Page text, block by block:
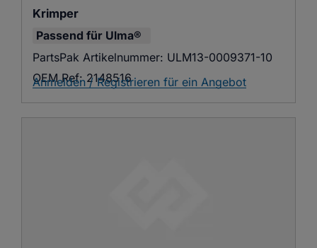
Krimper
Passend für Ulma®
PartsPak Artikelnummer: ULM13-0009371-10
OEM Ref: 2148516
Anmelden / Registrieren für ein Angebot